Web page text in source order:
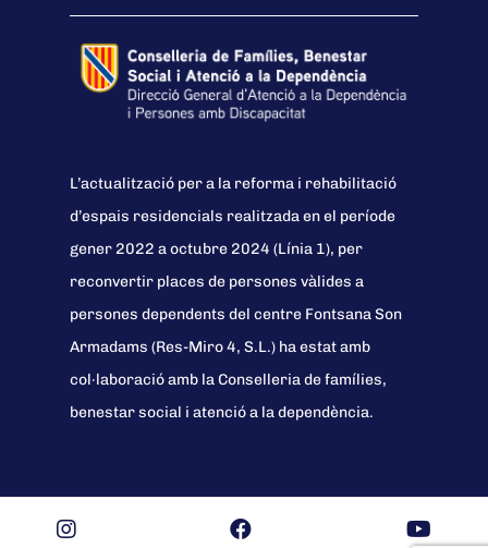
L’actualització per a la reforma i rehabilitació
d’espais residencials realitzada en el període
gener 2022 a octubre 2024 (Línia 1), per
reconvertir places de persones vàlides a
persones dependents del centre Fontsana Son
Armadams (Res-Miro 4, S.L.) ha estat amb
col·laboració amb la Conselleria de famílies,
benestar social i atenció a la dependència.